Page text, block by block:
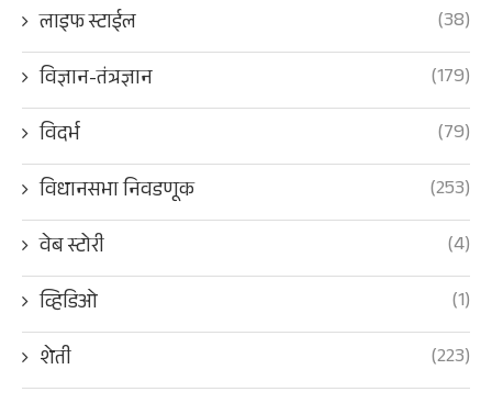
लाइफ स्टाईल
(38)
विज्ञान-तंत्रज्ञान
(179)
विदर्भ
(79)
विधानसभा निवडणूक
(253)
वेब स्टोरी
(4)
व्हिडिओ
(1)
शेती
(223)